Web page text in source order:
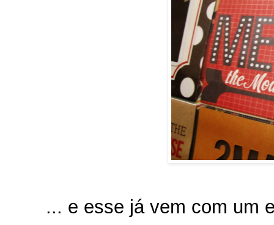
... e esse já vem com um